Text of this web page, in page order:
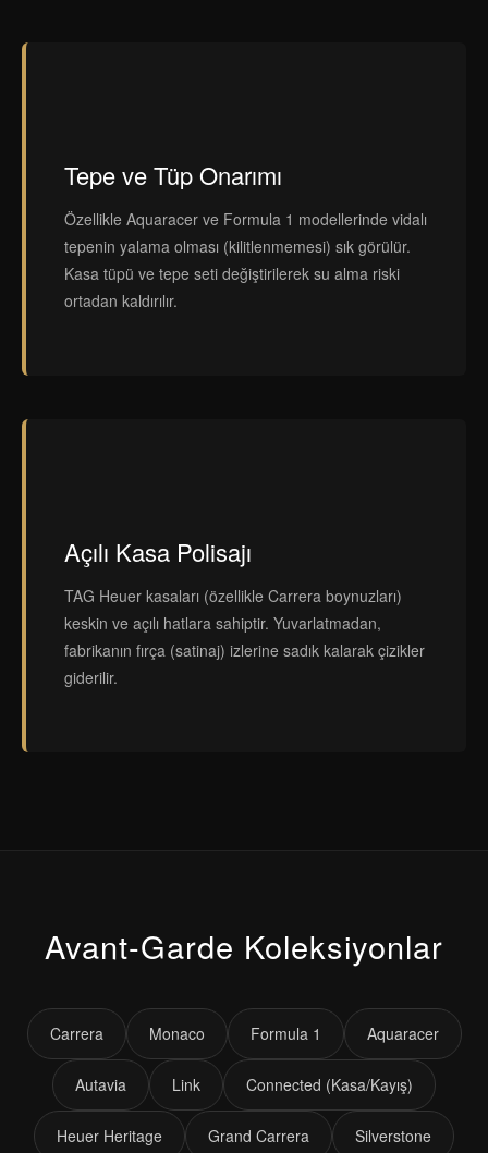
Tepe ve Tüp Onarımı
Özellikle Aquaracer ve Formula 1 modellerinde vidalı
tepenin yalama olması (kilitlenmemesi) sık görülür.
Kasa tüpü ve tepe seti değiştirilerek su alma riski
ortadan kaldırılır.
Açılı Kasa Polisajı
TAG Heuer kasaları (özellikle Carrera boynuzları)
keskin ve açılı hatlara sahiptir. Yuvarlatmadan,
fabrikanın fırça (satinaj) izlerine sadık kalarak çizikler
giderilir.
Avant-Garde Koleksiyonlar
Carrera Monaco Formula 1 Aquaracer
Autavia Link Connected (Kasa/Kayış)
Heuer Heritage Grand Carrera Silverstone